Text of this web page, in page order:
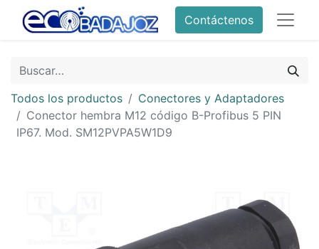
Contáctenos
Todos los productos
Conectores y Adaptadores
Conector hembra M12 código B-Profibus 5 PIN
IP67. Mod. SM12PVPA5W1D9